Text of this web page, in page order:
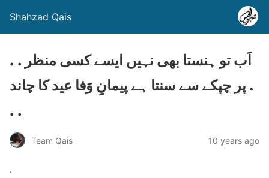
Shahzad Qais
. . اَب تو ہنستا بھی نہیں ایسے کسی منظر
پر چپکے سے سنتا ہے پیمانِ وَفا عید کا چاند .
. .
Team Qais 10 years ago
.